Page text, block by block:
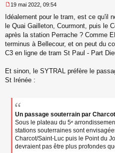
e
s
s
g
e
o
n
19 mai 2022, 09:54
Idéalement pour le tram, est ce qu'il
le Quai Gailleton, Courmont, puis le
après la station Perrache ? Comme
terminus à Bellecour, et on peut du
C3 en ligne de tram St Paul - Part
Et sinon, le SYTRAL préfère le
St Irénée :
Un passage souterrain par
Sous le plateau du 5ᵉ
stations souterraines sont
Charcot/Saint-Luc puis le Point du
devraient pas être plus profondes